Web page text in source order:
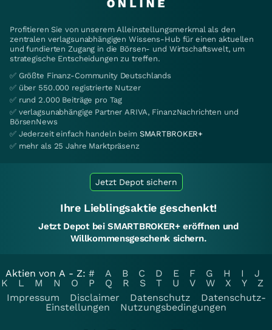
Profitieren Sie von unserem Alleinstellungsmerkmal als den
zentralen verlagsunabhängigen Wissens-Hub für einen aktuellen
und fundierten Zugang in die Börsen- und Wirtschaftswelt, um
strategische Entscheidungen zu treffen.
✅ Größte Finanz-Community Deutschlands
✅ über 550.000 registrierte Nutzer
✅ rund 2.000 Beiträge pro Tag
✅ verlagsunabhängige Partner ARIVA, FinanzNachrichten und
BörsenNews
✅ Jederzeit einfach handeln beim SMARTBROKER+
✅ mehr als 25 Jahre Marktpräsenz
Jetzt Depot sichern
Ihre Lieblingsaktie geschenkt!
Jetzt Depot bei SMARTBROKER+ eröffnen und
Willkommensgeschenk sichern.
Aktien von A - Z: # A B C D E F G H I
J
K
L M N O P Q R S T U V W X Y
Z
Impressum
Disclaimer Datenschutz
Datenschutz-
Einstellungen
Nutzungsbedingungen